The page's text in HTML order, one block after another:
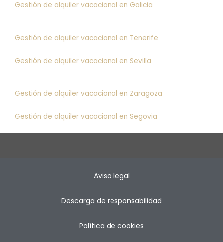
Gestión de alquiler vacacional en Galicia
Gestión de alquiler vacacional en Tenerife
Gestión de alquiler vacacional en Sevilla
Gestión de alquiler vacacional en Zaragoza
Gestión de alquiler vacacional en Segovia
Aviso legal
Descarga de responsabilidad
Política de cookies